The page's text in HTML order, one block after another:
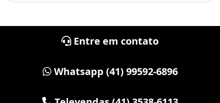
Entre em contato
Whatsapp (41) 99592-6896